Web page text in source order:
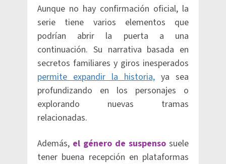
Aunque no hay confirmación oficial, la
serie tiene varios elementos que
podrían abrir la puerta a una
continuación. Su narrativa basada en
secretos familiares y giros inesperados
permite expandir la historia, ya sea
profundizando en los personajes o
explorando nuevas tramas
relacionadas.
Además, el género de suspenso suele
tener buena recepción en plataformas